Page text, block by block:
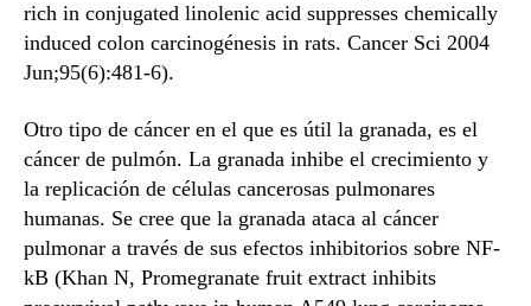
rich in conjugated linolenic acid suppresses chemically
induced colon carcinogénesis in rats. Cancer Sci 2004
Jun;95(6):481-6).
Otro tipo de cáncer en el que es útil la granada, es el
cáncer de pulmón. La granada inhibe el crecimiento y
la replicación de células cancerosas pulmonares
humanas. Se cree que la granada ataca al cáncer
pulmonar a través de sus efectos inhibitorios sobre NF-
kB (Khan N, Promegranate fruit extract inhibits